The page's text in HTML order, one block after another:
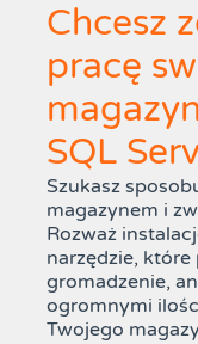
Chcesz
pracę
SQL
Szukasz
magazynem i
Rozważ
narzędzie,
gromadzenie,
ogromnymi
Twojego